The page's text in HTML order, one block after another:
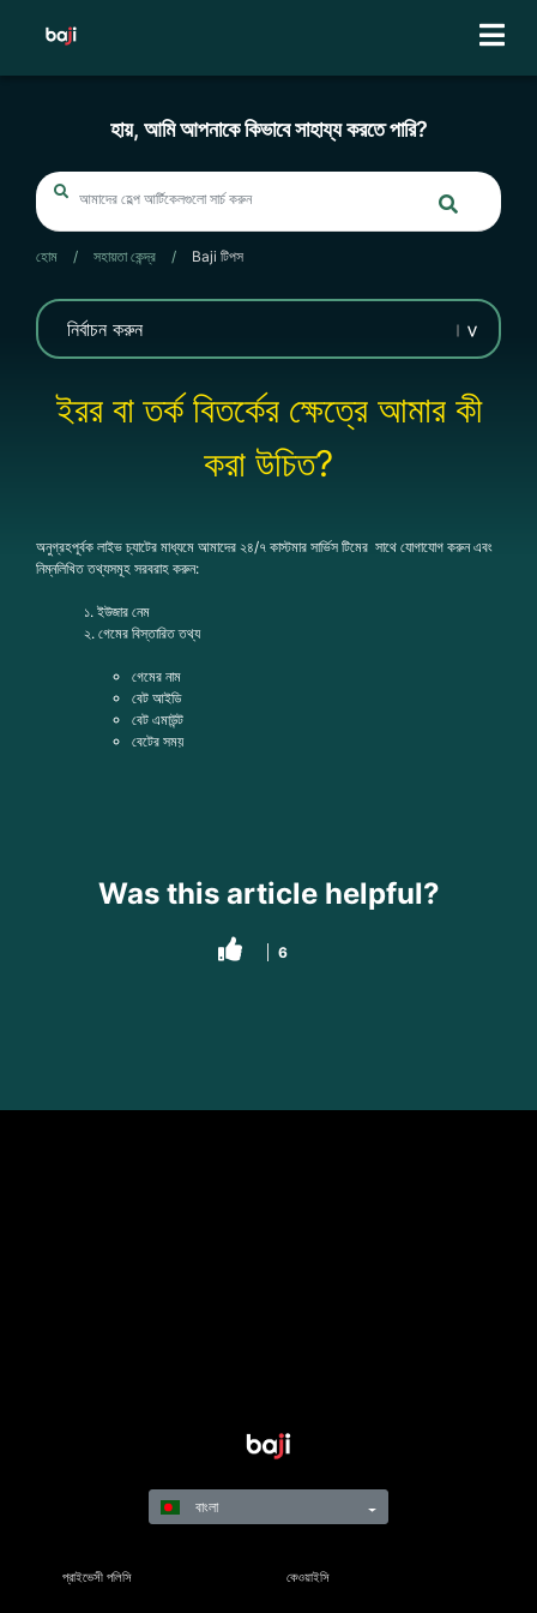
হায়, আমি আপনাকে কিভাবে সাহায্য করতে পারি?
হোম / সহায়তা কেন্দ্র / Baji টিপস
ইরর বা তর্ক বিতর্কের ক্ষেত্রে আমার কী
করা উচিত?
অনুগ্রহপূর্বক লাইভ চ্যাটের মাধ্যমে আমাদের ২৪/৭ কাস্টমার সার্ভিস টিমের সাথে যোগাযোগ করুন এবং
নিম্নলিখিত তথ্যসমূহ সরবরাহ করুন:
১. ইউজার নেম
২. গেমের বিস্তারিত তথ্য
গেমের নাম
বেট আইডি
বেট এমাউন্ট
বেটের সময়
Was this article helpful?
6
প্রাইভেসী পলিসি কেওয়াইসি
বাংলা